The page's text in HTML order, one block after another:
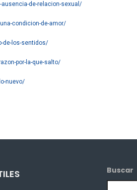
de-relacion-sexual/
condicion-de-amor/
de-los-sentidos/
por-la-que-salto/
nuevo/
Buscar